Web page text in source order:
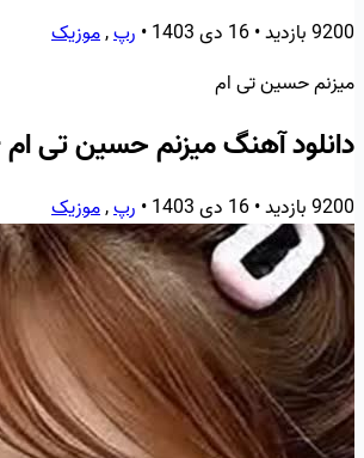
9200 بازدید
•16 دی 1403 • رپ,موزیک
میزنم حسین تی ام
دانلود آهنگ میزنم حسین تی
9200 بازدید •16 دی 1403 • رپ,موزیک